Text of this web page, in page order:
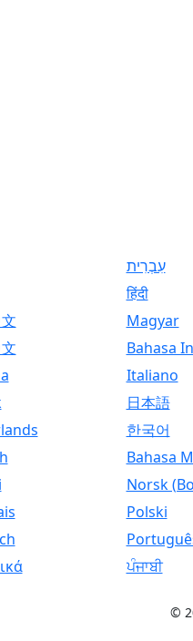
עִבְרִית
हिंदी
Magyar
Bahasa
Italiano
日本語
한국어
Bahasa
Norsk
Polski
ਪੰਜਾਬੀ
©